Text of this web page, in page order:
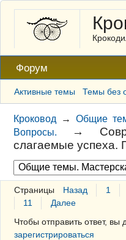
Форум
Активные темы Темы без
Кроковод →Общие
Вопросы.
→
слагаемые успеха.
Страницы Назад 1
11
Далее
Чтобы отправить ответ, вы
зарегистрироваться